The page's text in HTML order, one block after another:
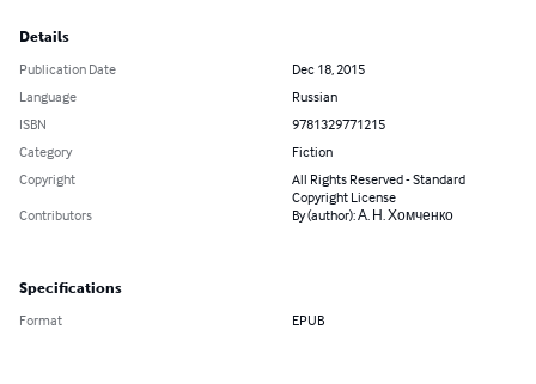
Details
Publication Date
Dec 18, 2015
Language
Russian
ISBN
9781329771215
Category
Fiction
Copyright
All Rights Reserved - Standard
Copyright License
Contributors
By (author): А. Н. Хомченко
Specifications
Format EPUB